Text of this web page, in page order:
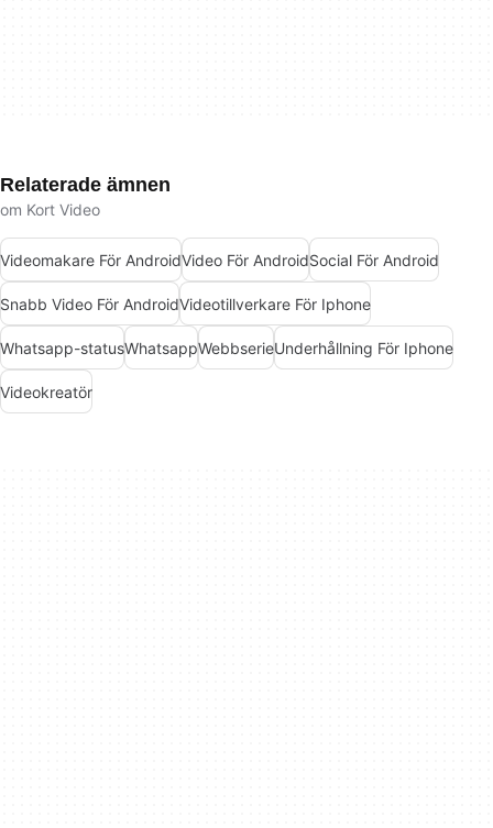
Relaterade ämnen
om Kort Video
Videomakare För AndroidVideo För AndroidSocial För Android
Snabb Video För AndroidVideotillverkare För Iphone
Whatsapp-statusWhatsappWebbserieUnderhållning För Iphone
Videokreatör